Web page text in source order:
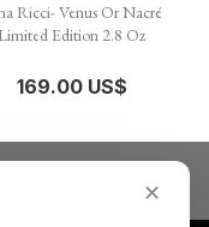
Ricci- Venus Or Nacré
Edition 2.8 Oz
169.00 US$
✕